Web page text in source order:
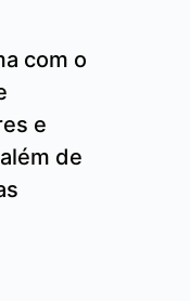
com o
e
de